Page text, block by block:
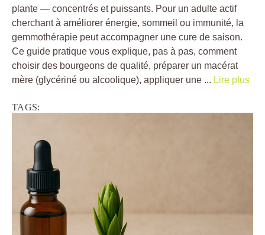
plante — concentrés et puissants. Pour un adulte actif
cherchant à améliorer énergie, sommeil ou immunité, la
gemmothérapie peut accompagner une cure de saison.
Ce guide pratique vous explique, pas à pas, comment
choisir des bourgeons de qualité, préparer un macérat
mère (glycériné ou alcoolique), appliquer une ... Lire plus
TAGS: